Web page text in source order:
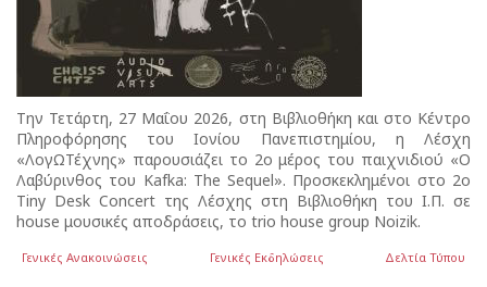
Την Τετάρτη, 27 Μαΐου 2026, στη Βιβλιοθήκη και στο Κέντρο
Πληροφόρησης του Ιονίου Πανεπιστημίου, η Λέσχη
«ΛογΩΤέχνης» παρουσιάζει το 2ο μέρος του παιχνιδιού «Ο
Λαβύρινθος του Kafka: The Sequel». Προσκεκλημένοι στο 2ο
Tiny Desk Concert της Λέσχης στη Βιβλιοθήκη του Ι.Π. σε
house μουσικές αποδράσεις, το trio house group Noizik.
Γενικές Ανακοινώσεις Γενικές Εκδηλώσεις Δελτία Τύπου